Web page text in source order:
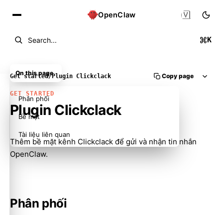
OpenClaw
Search... K
🇻🇳
Get started/Plugin Clickclack Copy page
GET STARTED
Plugin Clickclack
Thêm bề mặt kênh Clickclack để gửi và nhận tin nhắn
OpenClaw.
Phân phối
On this page
Phân phối
Bề mặt
Tài liệu liên quan